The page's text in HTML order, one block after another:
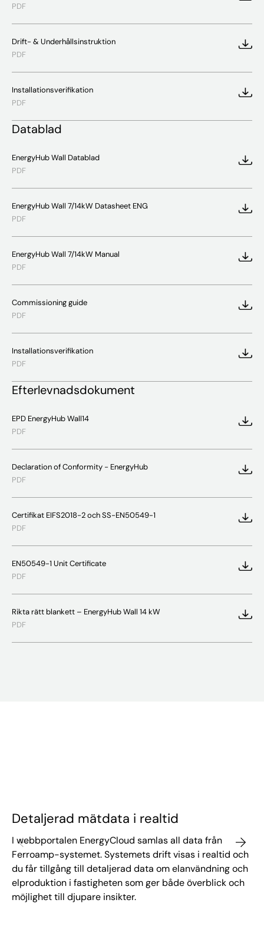
PDF
Drift- & Underhållsinstruktion
PDF
Installationsverifikation
PDF
Datablad
EnergyHub Wall Datablad
PDF
EnergyHub Wall 7/14kW Datasheet ENG
PDF
EnergyHub Wall 7/14kW Manual
PDF
Commissioning guide
PDF
Installationsverifikation
PDF
Efterlevnadsdokument
EPD EnergyHub Wall14
PDF
Declaration of Conformity - EnergyHub
PDF
Certifikat EIFS2018-2 och SS-EN50549-1
PDF
EN50549-1 Unit Certificate
PDF
Rikta rätt blankett – EnergyHub Wall 14 kW
PDF
Detaljerad mätdata i realtid
I webbportalen EnergyCloud samlas all data från
Ferroamp-systemet. Systemets drift visas i realtid och
du får tillgång till detaljerad data om elanvändning och
elproduktion i fastigheten som ger både överblick och
möjlighet till djupare insikter.